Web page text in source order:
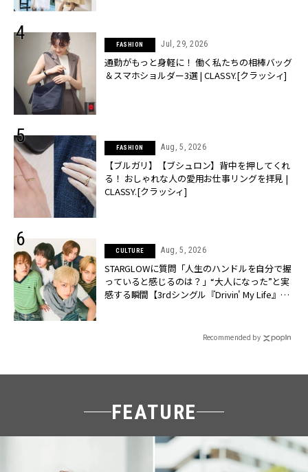
FASHION Jul, 29, 2026
通勤がもっと身軽に！ 働く私たちの相棒バッグ
＆スマホショルダー3選 | CLASSY.[クラッシィ]
FASHION Aug, 5, 2026
【ブルガリ】【ブシュロン】背中を押してくれ
る！ おしゃれな人の愛用お仕事リングを拝見 |
CLASSY.[クラッシィ]
CULTURE Aug, 5, 2026
STARGLOWに質問「人生のハンドルを自分で握
っていると感じるのは？」“大️人になった”と実
感する瞬間【3rdシングル『Drivin' My Life』発
Recommended by
FEATURE